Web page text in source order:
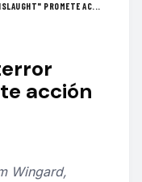
PROMETE AC...
acción
Wingard,